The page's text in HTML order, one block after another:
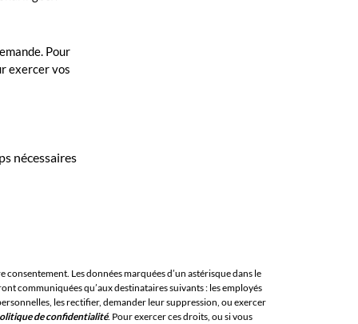
nécessaires
Pour
exercer vos
Les données marquées d’un astérisque dans le
communiquées qu’aux destinataires suivants : les employés
les rectifier, demander leur suppression, ou exercer
de confidentialité. Pour exercer ces droits, ou si vous